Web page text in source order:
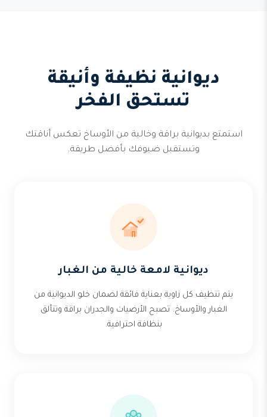
ديوانية نظيفة وأنيقة
تستحق الفخر
استمتع بديوانية براقة وخالية من الأوساخ تعكس أناقتك
وتستقبل ضيوفك بأفضل طريقة.
ديوانية لامعة خالية من الغبار
يتم تنظيف كل زاوية بعناية فائقة لضمان خلو الديوانية من
الغبار والأوساخ. تصبح الأرضيات والجدران براقة وتتألق
بنظافة احترافية.